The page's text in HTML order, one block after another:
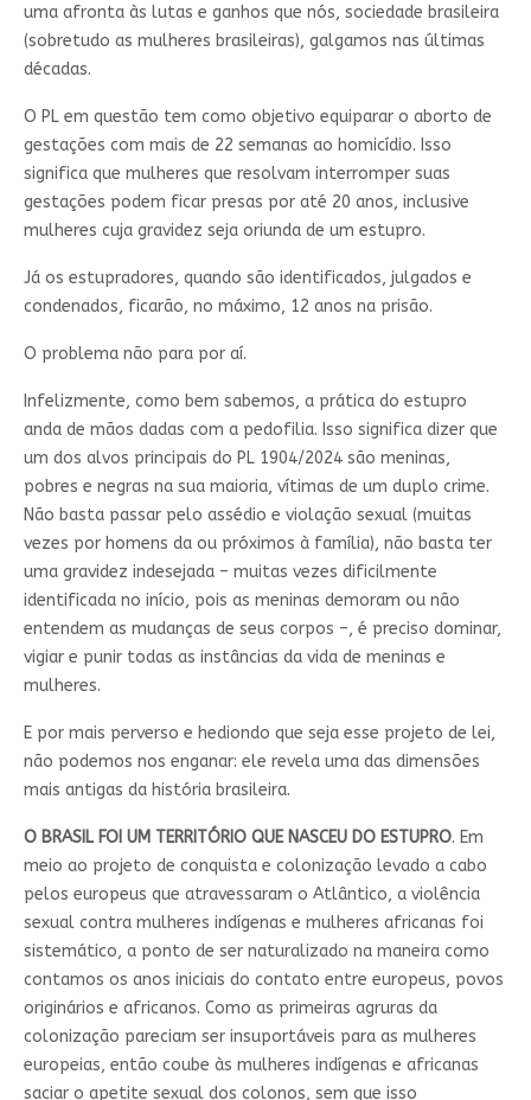
uma afronta às lutas e ganhos que nós, sociedade brasileira
(sobretudo as mulheres brasileiras), galgamos nas últimas
décadas.
O PL em questão tem como objetivo equiparar o aborto de
gestações com mais de 22 semanas ao homicídio. Isso
significa que mulheres que resolvam interromper suas
gestações podem ficar presas por até 20 anos, inclusive
mulheres cuja gravidez seja oriunda de um estupro.
Já os estupradores, quando são identificados, julgados e
condenados, ficarão, no máximo, 12 anos na prisão.
O problema não para por aí.
Infelizmente, como bem sabemos, a prática do estupro
anda de mãos dadas com a pedofilia. Isso significa dizer que
um dos alvos principais do PL 1904/2024 são meninas,
pobres e negras na sua maioria, vítimas de um duplo crime.
Não basta passar pelo assédio e violação sexual (muitas
vezes por homens da ou próximos à família), não basta ter
uma gravidez indesejada – muitas vezes dificilmente
identificada no início, pois as meninas demoram ou não
entendem as mudanças de seus corpos –, é preciso dominar,
vigiar e punir todas as instâncias da vida de meninas e
mulheres.
E por mais perverso e hediondo que seja esse projeto de lei,
não podemos nos enganar: ele revela uma das dimensões
mais antigas da história brasileira.
O BRASIL FOI UM TERRITÓRIO QUE NASCEU DO ESTUPRO. Em
meio ao projeto de conquista e colonização levado a cabo
pelos europeus que atravessaram o Atlântico, a violência
sexual contra mulheres indígenas e mulheres africanas foi
sistemático, a ponto de ser naturalizado na maneira como
contamos os anos iniciais do contato entre europeus, povos
originários e africanos. Como as primeiras agruras da
colonização pareciam ser insuportáveis para as mulheres
europeias, então coube às mulheres indígenas e africanas
saciar o apetite sexual dos colonos, sem que isso